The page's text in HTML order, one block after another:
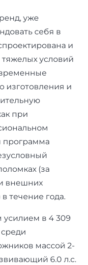
уже
себя в
и
тяжелых условий
изготовления и
при
программа
(за
внешних
течение года.
усилием в 4 309
массой 2-
6.0 л.с.